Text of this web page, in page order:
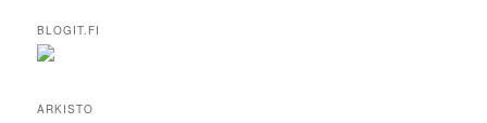
BLOGIT.FI
ARKISTO